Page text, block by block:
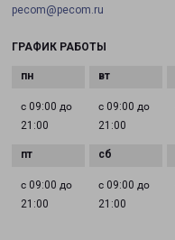
pecom@pecom.ru
ГРАФИК РАБОТЫ
с 09:00 до
21:00
с 09:00 до
21:00
с 09:00 до
21:00
с 09:00 до
21:00